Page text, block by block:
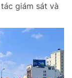
giám sát và